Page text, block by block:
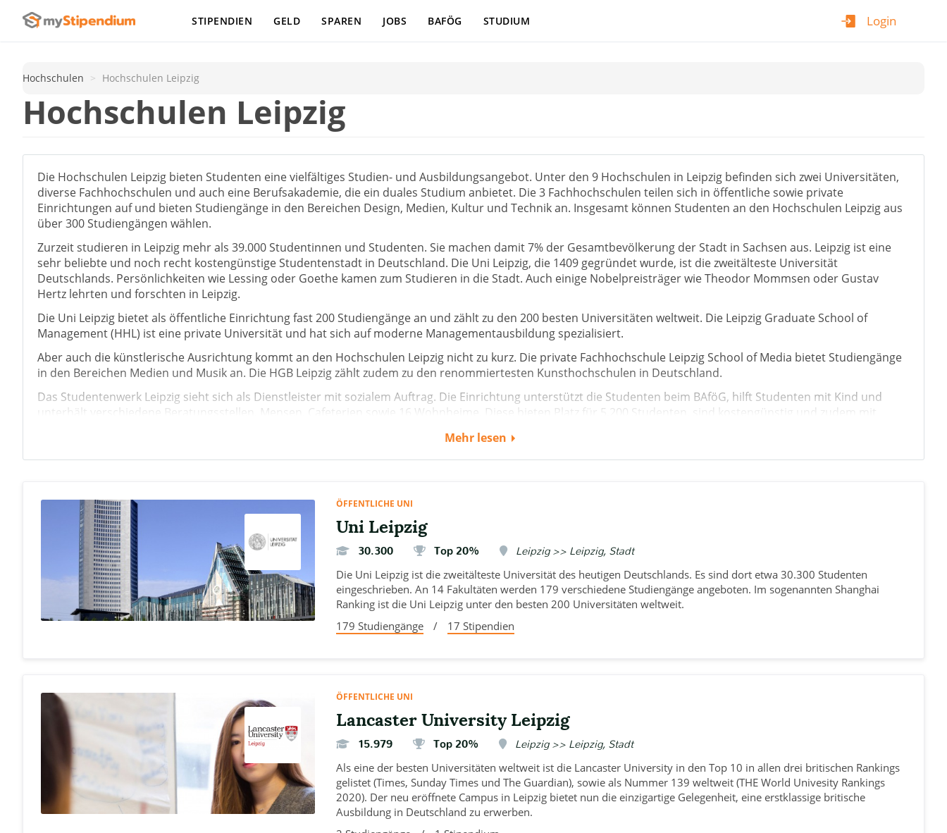
Login
STIPENDIEN GELD SPAREN JOBS BAFÖG STUDIUM
Hochschulen Hochschulen Leipzig
Hochschulen Leipzig
Die Hochschulen Leipzig bieten Studenten eine vielfältiges Studien- und Ausbildungsangebot. Unter den 9 Hochschulen in Leipzig befinden sich zwei Universitäten,
diverse Fachhochschulen und auch eine Berufsakademie, die ein duales Studium anbietet. Die 3 Fachhochschulen teilen sich in öffentliche sowie private
Einrichtungen auf und bieten Studiengänge in den Bereichen Design, Medien, Kultur und Technik an. Insgesamt können Studenten an den Hochschulen Leipzig aus
über 300 Studiengängen wählen.
Zurzeit studieren in Leipzig mehr als 39.000 Studentinnen und Studenten. Sie machen damit 7% der Gesamtbevölkerung der Stadt in Sachsen aus. Leipzig ist eine
sehr beliebte und noch recht kostengünstige Studentenstadt in Deutschland. Die Uni Leipzig, die 1409 gegründet wurde, ist die zweitälteste Universität
Deutschlands. Persönlichkeiten wie Lessing oder Goethe kamen zum Studieren in die Stadt. Auch einige Nobelpreisträger wie Theodor Mommsen oder Gustav
Hertz lehrten und forschten in Leipzig.
Die Uni Leipzig bietet als öffentliche Einrichtung fast 200 Studiengänge an und zählt zu den 200 besten Universitäten weltweit. Die Leipzig Graduate School of
Management (HHL) ist eine private Universität und hat sich auf moderne Managementausbildung spezialisiert.
Aber auch die künstlerische Ausrichtung kommt an den Hochschulen Leipzig nicht zu kurz. Die private Fachhochschule Leipzig School of Media bietet Studiengänge
in den Bereichen Medien und Musik an. Die HGB Leipzig zählt zudem zu den renommiertesten Kunsthochschulen in Deutschland.
Das Studentenwerk Leipzig sieht sich als Dienstleister mit sozialem Auftrag. Die Einrichtung unterstützt die Studenten beim BAföG, hilft Studenten mit Kind und
unterhält verschiedene Beratungsstellen, Mensen, Cafeterien sowie 16 Wohnheime. Diese bieten Platz für 5.200 Studenten, sind kostengünstig und zudem mit
Fachhochschulen Leipzig
Private Hochschulen Leipzig
Staatliche Hochschulen Leipzig
Musikhochschule Leipzig
Kunsthochschulen Leipzig
Berufsakademien Leipzig
Mehr lesen
ÖFFENTLICHE UNI
Uni Leipzig
30.300 Top 20% Leipzig >> Leipzig, Stadt
Die Uni Leipzig ist die zweitälteste Universität des heutigen Deutschlands. Es sind dort etwa 30.300 Studenten
eingeschrieben. An 14 Fakultäten werden 179 verschiedene Studiengänge angeboten. Im sogenannten Shanghai
Ranking ist die Uni Leipzig unter den besten 200 Universitäten weltweit.
179 Studiengänge
/ 17 Stipendien
ÖFFENTLICHE UNI
Lancaster University Leipzig
15.979 Top 20% Leipzig >> Leipzig, Stadt
Als eine der besten Universitäten weltweit ist die Lancaster University in den Top 10 in allen drei britischen Rankings
gelistet (Times, Sunday Times und The Guardian), sowie als Nummer 139 weltweit (THE World Univesity Rankings
2020). Der neu eröffnete Campus in Leipzig bietet nun die einzigartige Gelegenheit, eine erstklassige britische
Ausbildung in Deutschland zu erwerben.